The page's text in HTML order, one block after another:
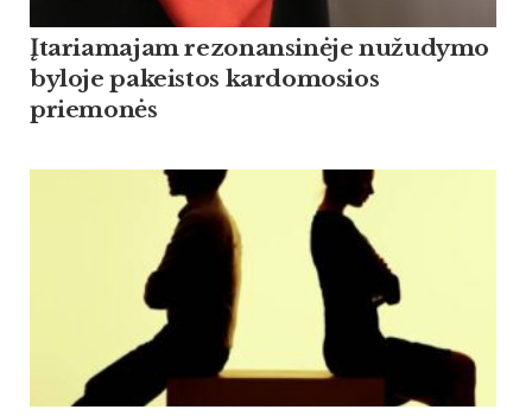
Įtariamajam rezonansinėje nužudymo
byloje pakeistos kardomosios
priemonės